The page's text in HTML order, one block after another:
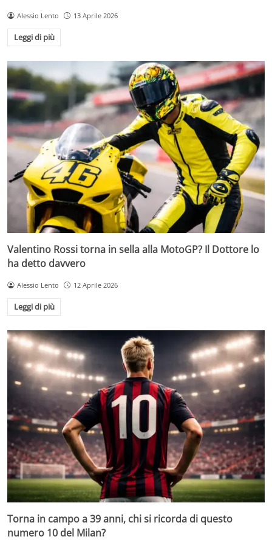
Alessio Lento 13 Aprile 2026
Leggi di più
Valentino Rossi torna in sella alla MotoGP? Il Dottore lo
ha detto davvero
Alessio Lento 12 Aprile 2026
Leggi di più
Torna in campo a 39 anni, chi si ricorda di questo
numero 10 del Milan?